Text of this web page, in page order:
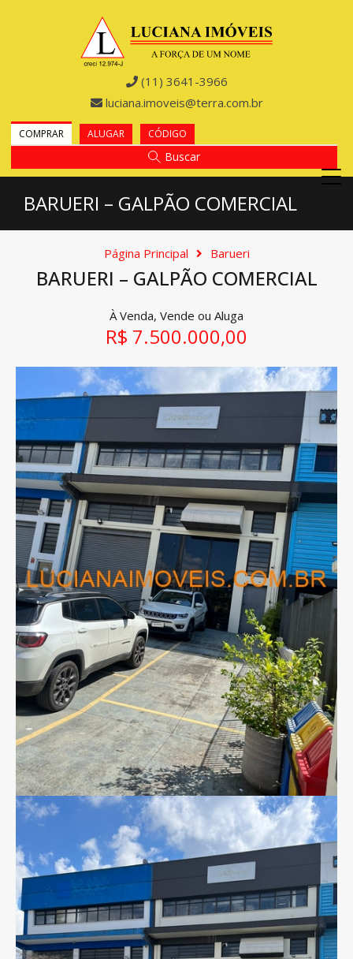
(11) 3641-3966
luciana.imoveis@terra.com.br
COMPRAR ALUGAR CÓDIGO
Buscar
BARUERI – GALPÃO COMERCIAL
Página Principal Barueri
BARUERI – GALPÃO COMERCIAL
À Venda, Vende ou Aluga
R$ 7.500.000,00